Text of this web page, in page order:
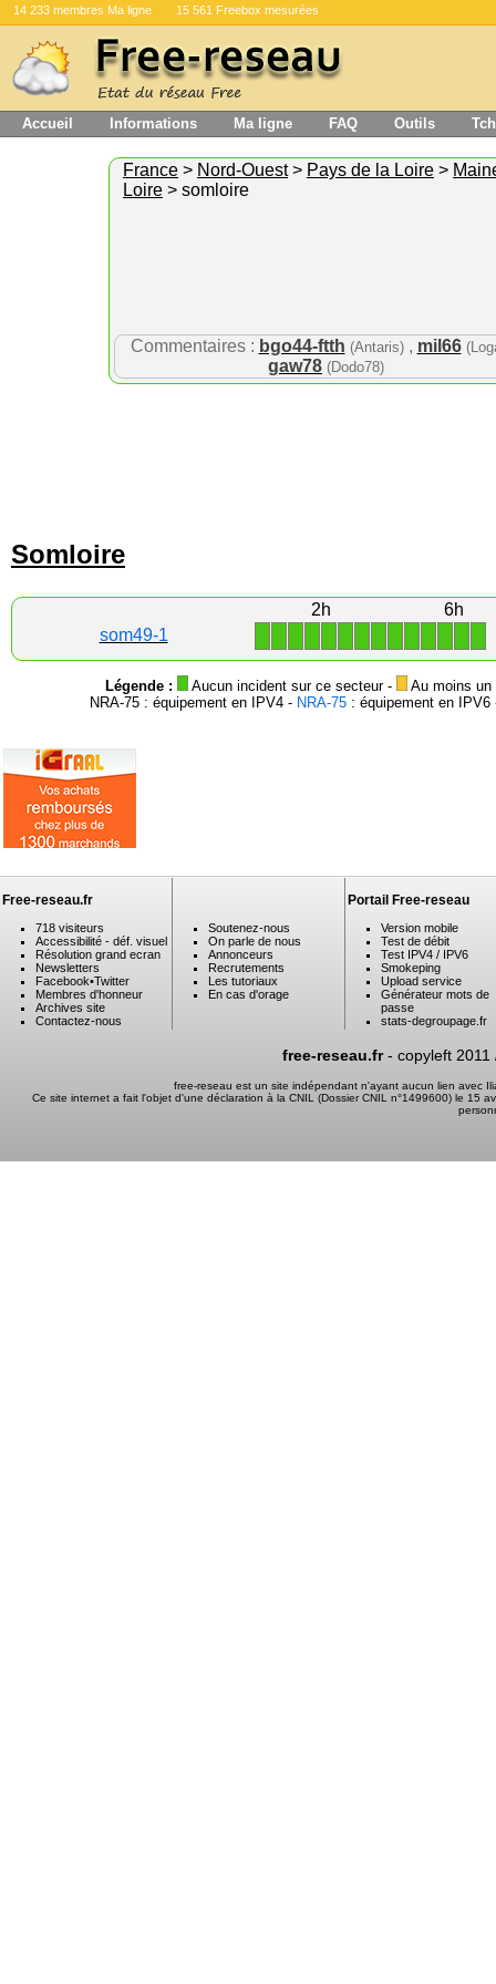
14 233 membres Ma ligne 15 561 Freebox mesurées
Accueil Informations Ma ligne FAQ Outils
France > Nord-Ouest> Pays de la Loire >
Loire > somloire
Commentaires : bgo44-ftth (Antaris), mil66
gaw78 (Dodo78)
Somloire
2h
6h
som49-1
Légende : Aucun incident sur ce secteur -
Au moins
NRA-75 : équipement en IPV4 - NRA-75 : équipement en
Free-reseau.fr
718 visiteurs
Accessibilité - déf. visuel
Résolution grand ecran
Newsletters
Facebook•Twitter
Membres d'honneur
Archives site
Contactez-nous
Soutenez-nous
On parle de nous
Annonceurs
Recrutements
Les tutoriaux
En cas d'orage
Portail Free-reseau
Version mobile
Test de débit
Test IPV4 / IPV6
Smokeping
Upload service
Générateur mots de
passe
stats-degroupage.fr
free-reseau.fr- copyleft 2011
free-reseau est un site indépendant n'ayant aucun lien avec
Ce site internet a fait l'objet d'une déclaration à la CNIL (Dossier CNIL n°1499600) le 15